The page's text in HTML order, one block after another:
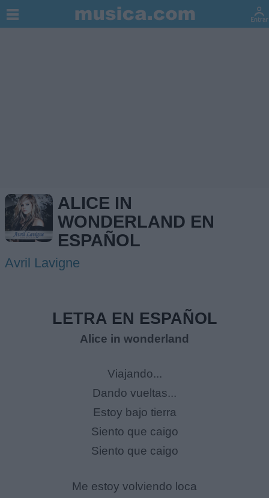
ALICE IN
WONDERLAND EN
ESPAÑOL
Avril Lavigne
LETRA EN ESPAÑOL
Alice in wonderland
Viajando...
Dando vueltas...
Estoy bajo tierra
Siento que caigo
Siento que caigo
Me estoy volviendo loca